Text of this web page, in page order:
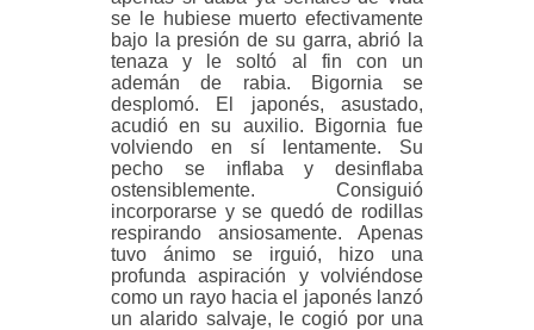
se le hubiese muerto efectivamente
bajo la presión de su garra, abrió la
tenaza y le soltó al fin con un
ademán de rabia. Bigornia se
desplomó. El japonés, asustado,
acudió en su auxilio. Bigornia fue
volviendo en sí lentamente. Su
pecho se inflaba y desinflaba
ostensiblemente. Consiguió
incorporarse y se quedó de rodillas
respirando ansiosamente. Apenas
tuvo ánimo se irguió, hizo una
profunda aspiración y volviéndose
como un rayo hacia el japonés lanzó
un alarido salvaje, le cogió por una